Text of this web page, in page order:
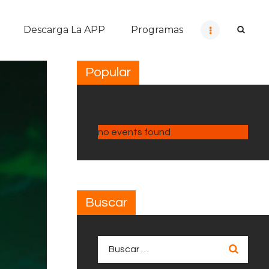
Descarga La APP Programas
Popular
no events found
Buscar